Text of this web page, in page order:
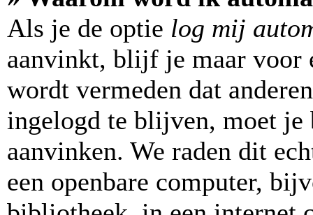
Als je de optie log mij
aanvinkt, blijf je maar voor
wordt vermeden dat
ingelogd te blijven, moet
aanvinken. We raden dit
een openbare computer,